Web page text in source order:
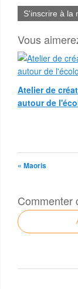
S'inscrire à la
Vous
Atelier de
autour de
« Maoris
Commenter